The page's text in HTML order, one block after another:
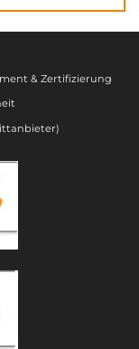
& Zertifizierung